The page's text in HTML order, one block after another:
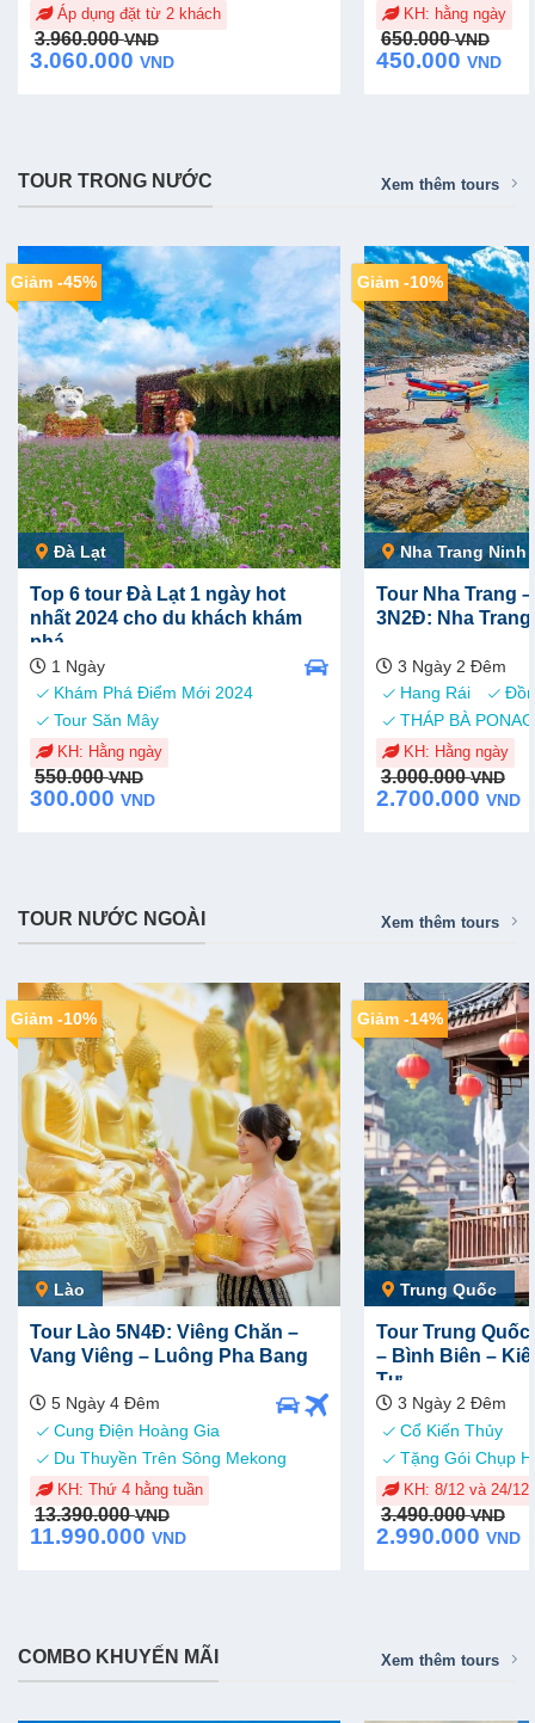
Áp dụng đặt từ 2 khách
3.960.000VND
Original
price
was:
3.060.000 VND
Current
price
is:
KH: hằng ngày
650.000VND
Original
price
was:
450.000 VND
Current
price
is:
TOUR TRONG NƯỚC Xem thêm tours
Giảm -45%
Đà Lạt
Top 6 tour Đà Lạt 1 ngày hot
nhất 2024 cho du khách khám
phá
1 Ngày
Khám Phá Điểm Mới 2024
Tour Săn Mây
KH: Hằng ngày
550.000VND
Original
price
was:
300.000 VND
Current
price
is:
Giảm -10%
Nha Trang Ninh
Tour Nha Trang
3N2Đ: Nha
3 Ngày 2 Đêm
Hang Rái
THÁP BÀ
KH: Hằng ngày
3.000.000VND
Original
price
was:
2.700.000 VND
Current
price
is:
TOUR NƯỚC NGOÀI Xem thêm tours
Giảm -10%
Lào
Tour Lào 5N4Đ: Viêng Chăn –
Vang Viêng – Luông Pha Bang
5 Ngày 4 Đêm
Cung Điện Hoàng Gia
Du Thuyền Trên Sông Mekong
KH: Thứ 4 hằng tuần
13.390.000VND
Original
price
was:
11.990.000 VND
Current
price
is:
Giảm -14%
Trung Quốc
Tour Trung
– Bình Biên –
Tự
3 Ngày 2 Đêm
Cổ Kiến Thủy
Tặng Gói Chụp
KH: 8/12 và 24/12
3.490.000VND
Original
price
was:
2.990.000 VND
Current
price
is:
COMBO KHUYẾN MÃI Xem thêm tours